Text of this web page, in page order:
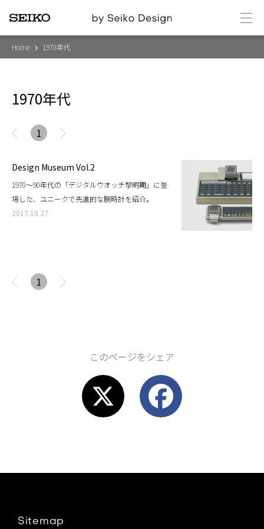
メ
ニ
ュ
Home 1970年代
1970年代
1
Design Museum Vol.2
1970〜90年代の「デジタルウオッチ黎明期」に登
場した、ユニークで先進的な腕時計を紹介。
2017.10.27
1
このページをシェア
F
Sitemap